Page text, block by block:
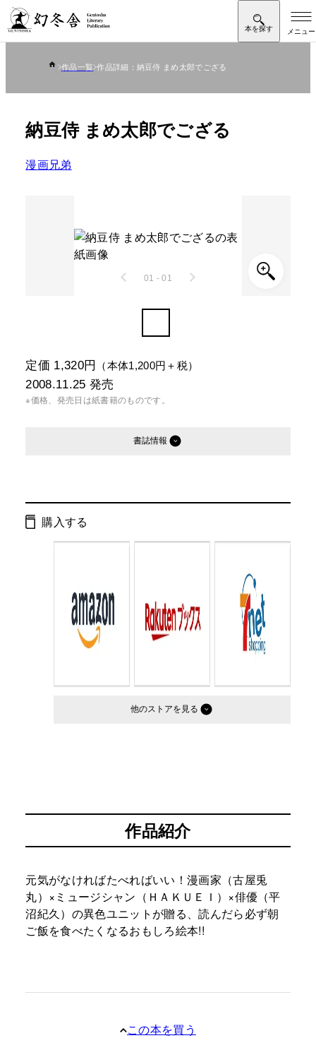
作品一覧 作品詳細：納豆侍 まめ太郎でござる
納豆侍 まめ太郎でござる
漫画兄弟
01 - 01
定価 1,320円 （本体1,200円＋税）
2008.11.25 発売
※価格、発売日は紙書籍のものです。
書誌情報
ISBN： 9784344015890
判型：
購入する
他のストア
作品紹介
元気がなければたべればいい！漫画家（古屋兎
丸）×ミュージシャン（ＨＡＫＵＥＩ）×俳優（平
沼紀久）の異色ユニットが贈る、読んだら必ず朝
ご飯を食べたくなるおもしろ絵本!!
この本を買う